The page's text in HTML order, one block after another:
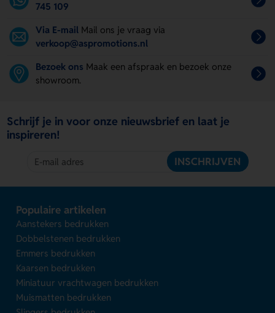
745 109
Via E-mail Mail ons je vraag via
verkoop@aspromotions.nl
Bezoek ons Maak een afspraak en bezoek onze
showroom.
Schrijf je in voor onze nieuwsbrief en laat je
inspireren!
INSCHRIJVEN
Populaire artikelen
Aanstekers bedrukken
Dobbelstenen bedrukken
Emmers bedrukken
Kaarsen bedrukken
Miniatuur vrachtwagen bedrukken
Muismatten bedrukken